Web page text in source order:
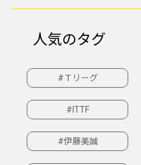
人気のタグ
#Ｔリーグ
#ITTF
#伊藤美誠